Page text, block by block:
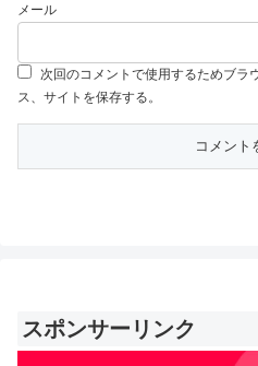
メール
次回のコメントで使用するためブラ
ス、サイトを保存する。
スポンサーリンク